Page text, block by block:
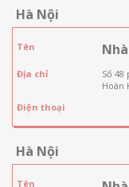
Hà Nội
Tên
Địa chỉ
Số
Hoàn
Điện thoại
Hà Nội
Tên